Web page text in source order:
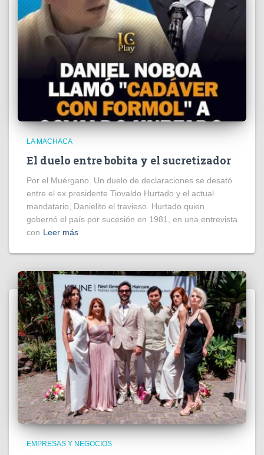
LA MACHACA
El duelo entre bobita y el sucretizador
Por el Muérgano. Un duelo de declaraciones se desató
entre el ex presidente Tiovaldo Hurtado y el actual
mandatario, Danielito el travieso. Hurtado quien
gobernó el país por sucesión en 1981, en una entrevista
con Leer más
EMPRESAS Y NEGOCIOS